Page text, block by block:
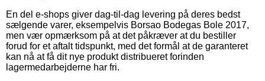
En del e-shops giver dag-til-dag levering på deres bedst
sælgende varer, eksempelvis Borsao Bodegas Bole 2017,
men vær opmærksom på at det påkræver at du bestiller
forud for et aftalt tidspunkt, med det formål at de garanteret
kan nå at få dit nye produkt distribueret forinden
lagermedarbejderne har fri.